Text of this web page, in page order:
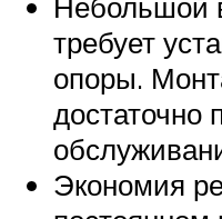
требует
опоры.
достаточно
Экономия